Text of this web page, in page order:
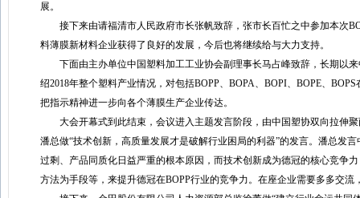
展。
接下来由请福清市人民政府市长张帆致辞，张市长百忙之中参加本次
料薄膜新材料企业获得了良好的发展，今后也将继续给与大力支持。
下面由主办单位中国塑料加工工业协会副理事长马占峰致辞，长期以来
绍2018年整个塑料产业情况，对包括BOPP、BOPA、BOPI、BOPE、
把指示精神进一步向各个薄膜生产企业传达。
大会开幕式到此结束，会议进入主题发言阶段，由中国塑协双向拉伸聚
潘总做“技术创新，高质量发展才是破解行业困局的利器”的发言。潘总发
过剩、产品同质化日益严重的根本原因，而技术创新成为德冠的核心竞争
方法为手段等，来提升德冠在BOPP行业的竞争力。在座企业需要多多交